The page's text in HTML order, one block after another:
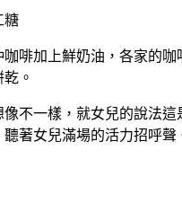
糖
啡加上鮮奶油，各家的
。
不一樣，就女兒的說法
著女兒滿場的活力招呼